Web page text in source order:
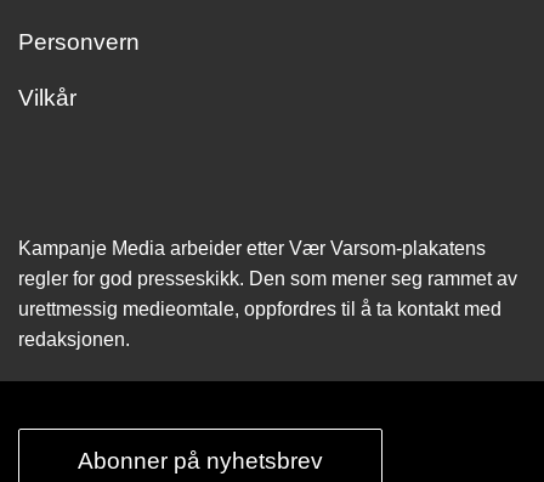
Personvern
Vilkår
Kampanje Media arbeider etter Vær Varsom-plakatens
regler for god presseskikk. Den som mener seg rammet av
urettmessig medie­omtale, oppfordres til å ta kontakt med
redaksjonen.
Abonner på nyhetsbrev